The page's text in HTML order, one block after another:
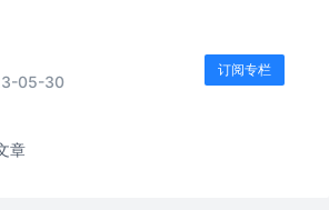
05-30
订阅专栏
章